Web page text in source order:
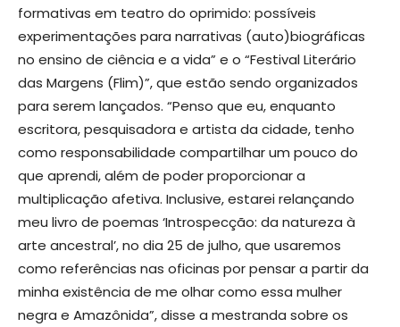
formativas em teatro do oprimido: possíveis
experimentações para narrativas (auto)biográficas
no ensino de ciência e a vida” e o “Festival Literário
das Margens (Flim)”, que estão sendo organizados
para serem lançados. “Penso que eu, enquanto
escritora, pesquisadora e artista da cidade, tenho
como responsabilidade compartilhar um pouco do
que aprendi, além de poder proporcionar a
multiplicação afetiva. Inclusive, estarei relançando
meu livro de poemas ‘Introspecção: da natureza à
arte ancestral’, no dia 25 de julho, que usaremos
como referências nas oficinas por pensar a partir da
minha existência de me olhar como essa mulher
negra e Amazônida”, disse a mestranda sobre os